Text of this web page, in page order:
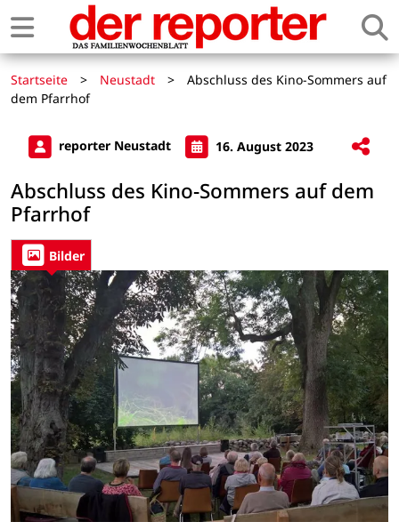
Startseite > Neustadt >
Abschluss des Kino-Sommers auf
dem Pfarrhof
reporter Neustadt 16. August 2023
Abschluss des Kino-Sommers auf dem
Pfarrhof
Bilder